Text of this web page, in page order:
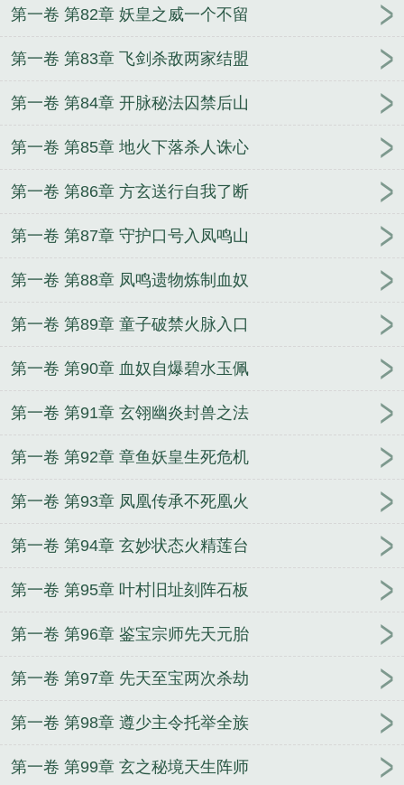
第一卷 第82章 妖皇之威一个不留
第一卷 第83章 飞剑杀敌两家结盟
第一卷 第84章 开脉秘法囚禁后山
第一卷 第85章 地火下落杀人诛心
第一卷 第86章 方玄送行自我了断
第一卷 第87章 守护口号入凤鸣山
第一卷 第88章 凤鸣遗物炼制血奴
第一卷 第89章 童子破禁火脉入口
第一卷 第90章 血奴自爆碧水玉佩
第一卷 第91章 玄翎幽炎封兽之法
第一卷 第92章 章鱼妖皇生死危机
第一卷 第93章 凤凰传承不死凰火
第一卷 第94章 玄妙状态火精莲台
第一卷 第95章 叶村旧址刻阵石板
第一卷 第96章 鉴宝宗师先天元胎
第一卷 第97章 先天至宝两次杀劫
第一卷 第98章 遵少主令托举全族
第一卷 第99章 玄之秘境天生阵师